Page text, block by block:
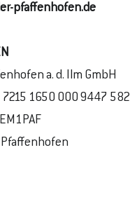
pfaffenhofen.de
a. d. Ilm GmbH
7215 1650 000 9447 582